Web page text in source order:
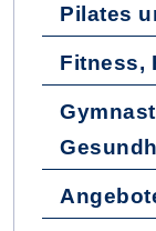
Pilates
Fitness,